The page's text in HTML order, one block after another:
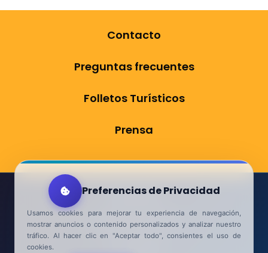
Contacto
Preguntas frecuentes
Folletos Turísticos
Prensa
Preferencias de Privacidad
Usamos cookies para mejorar tu experiencia de navegación,
mostrar anuncios o contenido personalizados y analizar nuestro
tráfico. Al hacer clic en "Aceptar todo", consientes el uso de
cookies.
Aviso Legal
Política de Privacidad